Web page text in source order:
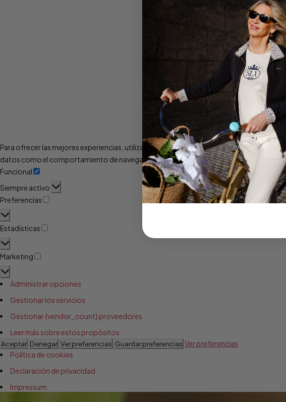
Para ofrecer las mejores experiencias, utilizamos tecnologías como las cookies para
datos como el comportamiento de navegación o las identificaciones únicas en este
Funcional
Siempre activo
Preferencias
Estadísticas
Marketing
Administrar opciones
Gestionar los servicios
Gestionar {vendor_count} proveedores
Leer más sobre estos propósitos
Aceptar Denegar Ver preferencias Guardar preferencias Ver preferencias
Política de cookies
Declaración de privacidad
Impressum